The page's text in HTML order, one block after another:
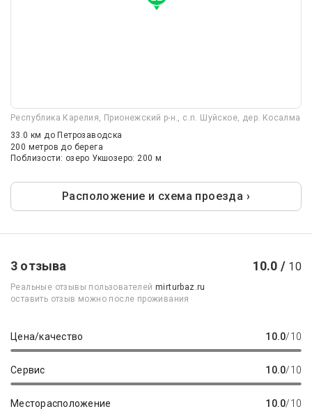
Республика Карелия, Прионежский р-н., с.п. Шуйское, дер. Косалма
33.0 кмдо Петрозаводска
200 метров до берега
Поблизости: озеро Укшозеро: 200 м
Расположение и схема проезда ›
3 отзыва 10.0 / 10
Реальные отзывы пользователейmirturbaz.ru
оставить отзыв можно после проживания
Цена/качество 10.0/10
Сервис 10.0/10
Месторасположение 10.0/10